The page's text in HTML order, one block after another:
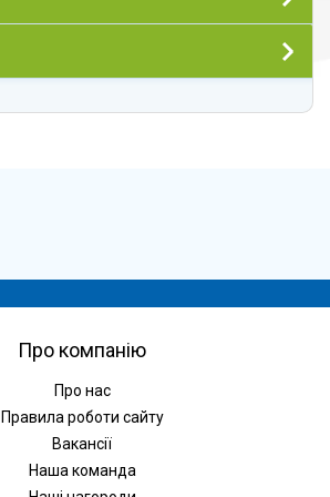
Про компанію
Про нас
Правила роботи сайту
Вакансії
Наша команда